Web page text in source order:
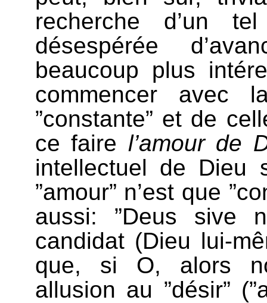
recherche d’un
désespérée
beaucoup plus
commencer avec
”constante” et de
ce faire l’amour de
intellectuel de Dieu
”amour” n’est que
aussi: ”Deus sive
candidat (Dieu lui-
que, si O, alors
allusion au ”désir”